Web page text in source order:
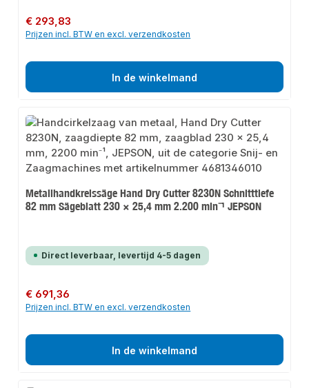
Normale prijs:
€ 293,83
Prijzen incl. BTW en excl. verzendkosten
In de winkelmand
Metallhandkreissäge Hand Dry Cutter 8230N Schnitttiefe
82 mm Sägeblatt 230 × 25,4 mm 2.200 min⁻¹ JEPSON
Direct leverbaar, levertijd 4-5 dagen
Normale prijs:
€ 691,36
Prijzen incl. BTW en excl. verzendkosten
In de winkelmand